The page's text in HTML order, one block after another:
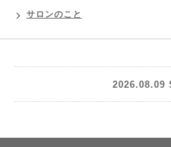
サロンのこと
2026.08.09